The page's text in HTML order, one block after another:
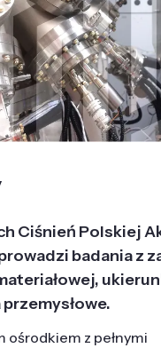
Ciśnień Polskiej
badania z
ośrodkiem z pełnymi